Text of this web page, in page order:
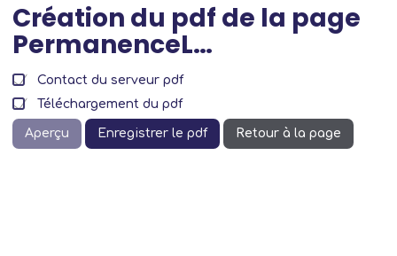
Création du pdf de la page
PermanenceL…
Contact du serveur pdf
Téléchargement du pdf
Aperçu Enregistrer le pdf Retour à la page